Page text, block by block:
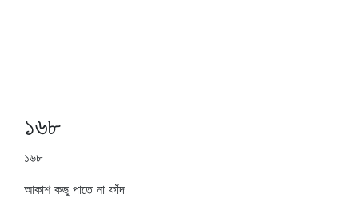
১৬৮
১৬৮
আকাশ কভু পাতে না ফাঁদ